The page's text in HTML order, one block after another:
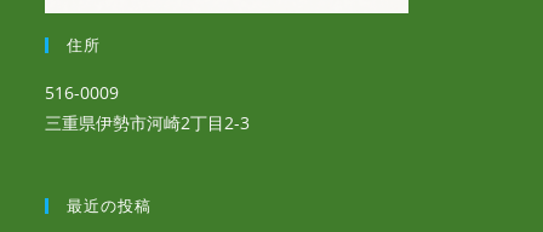
住所
516-0009
三重県伊勢市河崎2丁目2-3
最近の投稿